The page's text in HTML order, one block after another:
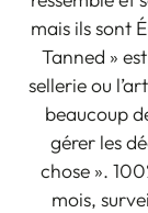
mais ils sont
Tanned »
sellerie ou
beaucoup
gérer les
chose ».
mois,